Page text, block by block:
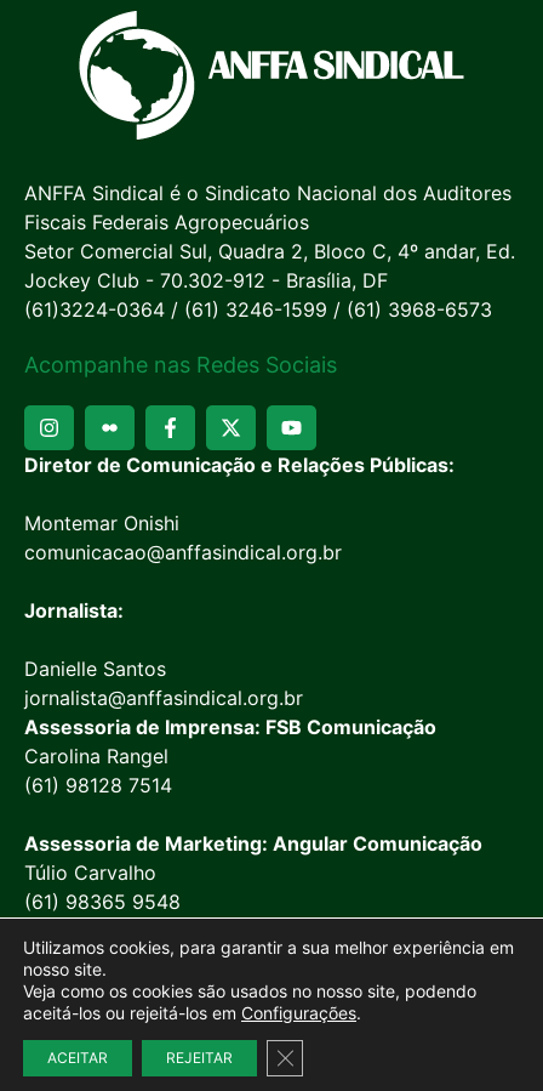
ANFFA Sindical é o Sindicato Nacional dos Auditores
Fiscais Federais Agropecuários
Setor Comercial Sul, Quadra 2, Bloco C, 4º andar, Ed.
Jockey Club - 70.302-912 - Brasília, DF
(61)3224-0364 / (61) 3246-1599 / (61) 3968-6573
Acompanhe nas Redes Sociais
Diretor de Comunicação e Relações Públicas:
Montemar Onishi
comunicacao@anffasindical.org.br
Jornalista:
Danielle Santos
jornalista@anffasindical.org.br
Assessoria de Imprensa: FSB Comunicação
Carolina Rangel
(61) 98128 7514
Assessoria de Marketing: Angular Comunicação
Túlio Carvalho
(61) 98365 9548
Site desenvolvido porMarketing Objetivo
Utilizamos cookies, para garantir a sua melhor experiência em
nosso site.
Veja como os cookies são usados no nosso site, podendo
aceitá-los ou rejeitá-los em Configurações.
ACEITAR REJEITAR Close GDPR Cookie Banner